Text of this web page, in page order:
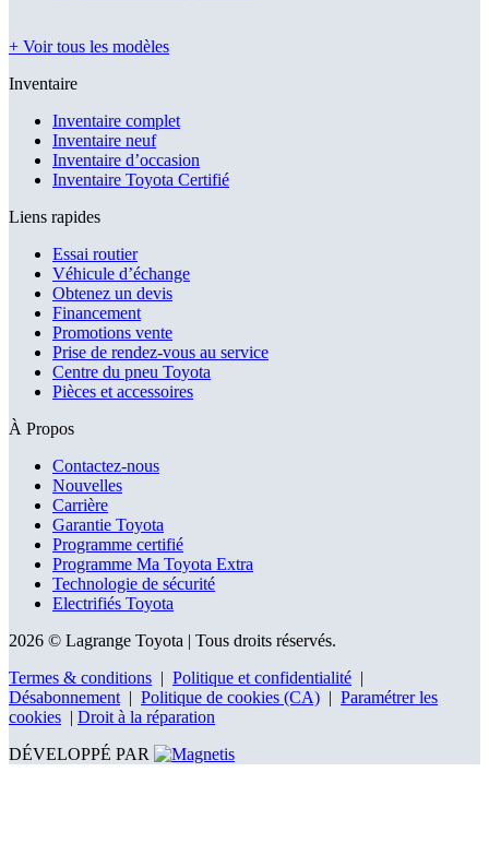
+ Voir tous les modèles
Inventaire
Inventaire complet
Inventaire neuf
Inventaire d’occasion
Inventaire Toyota Certifié
Liens rapides
Essai routier
Véhicule d’échange
Obtenez un devis
Financement
Promotions vente
Prise de rendez-vous au service
Centre du pneu Toyota
Pièces et accessoires
À Propos
Contactez-nous
Nouvelles
Carrière
Garantie Toyota
Programme certifié
Programme Ma Toyota Extra
Technologie de sécurité
Electrifiés Toyota
2026 © Lagrange Toyota | Tous droits réservés.
Termes & conditions | Politique et confidentialité |
Désabonnement | Politique de cookies (CA) | Paramétrer les
cookies | Droit à la réparation
DÉVELOPPÉ PAR